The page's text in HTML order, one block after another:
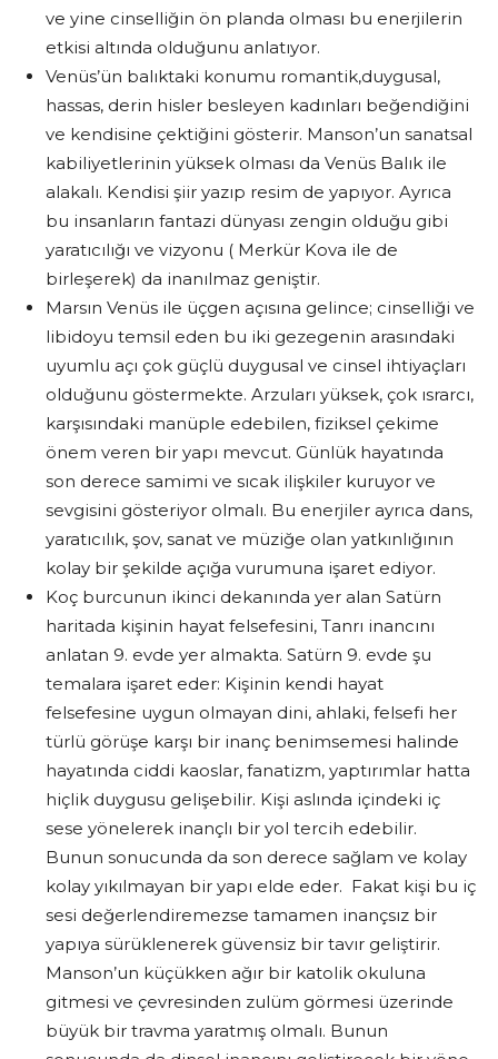
ve yine cinselliğin ön planda olması bu enerjilerin
etkisi altında olduğunu anlatıyor.
Venüs’ün balıktaki konumu romantik,duygusal,
hassas, derin hisler besleyen kadınları beğendiğini
ve kendisine çektiğini gösterir. Manson’un sanatsal
kabiliyetlerinin yüksek olması da Venüs Balık ile
alakalı. Kendisi şiir yazıp resim de yapıyor. Ayrıca
bu insanların fantazi dünyası zengin olduğu gibi
yaratıcılığı ve vizyonu ( Merkür Kova ile de
birleşerek) da inanılmaz geniştir.
Marsın Venüs ile üçgen açısına gelince; cinselliği ve
libidoyu temsil eden bu iki gezegenin arasındaki
uyumlu açı çok güçlü duygusal ve cinsel ihtiyaçları
olduğunu göstermekte. Arzuları yüksek, çok ısrarcı,
karşısındaki manüple edebilen, fiziksel çekime
önem veren bir yapı mevcut. Günlük hayatında
son derece samimi ve sıcak ilişkiler kuruyor ve
sevgisini gösteriyor olmalı. Bu enerjiler ayrıca dans,
yaratıcılık, şov, sanat ve müziğe olan yatkınlığının
kolay bir şekilde açığa vurumuna işaret ediyor.
Koç burcunun ikinci dekanında yer alan Satürn
haritada kişinin hayat felsefesini, Tanrı inancını
anlatan 9. evde yer almakta. Satürn 9. evde şu
temalara işaret eder: Kişinin kendi hayat
felsefesine uygun olmayan dini, ahlaki, felsefi her
türlü görüşe karşı bir inanç benimsemesi halinde
hayatında ciddi kaoslar, fanatizm, yaptırımlar hatta
hiçlik duygusu gelişebilir. Kişi aslında içindeki iç
sese yönelerek inançlı bir yol tercih edebilir.
Bunun sonucunda da son derece sağlam ve kolay
kolay yıkılmayan bir yapı elde eder. Fakat kişi bu iç
sesi değerlendiremezse tamamen inançsız bir
yapıya sürüklenerek güvensiz bir tavır geliştirir.
Manson’un küçükken ağır bir katolik okuluna
gitmesi ve çevresinden zulüm görmesi üzerinde
büyük bir travma yaratmış olmalı. Bunun